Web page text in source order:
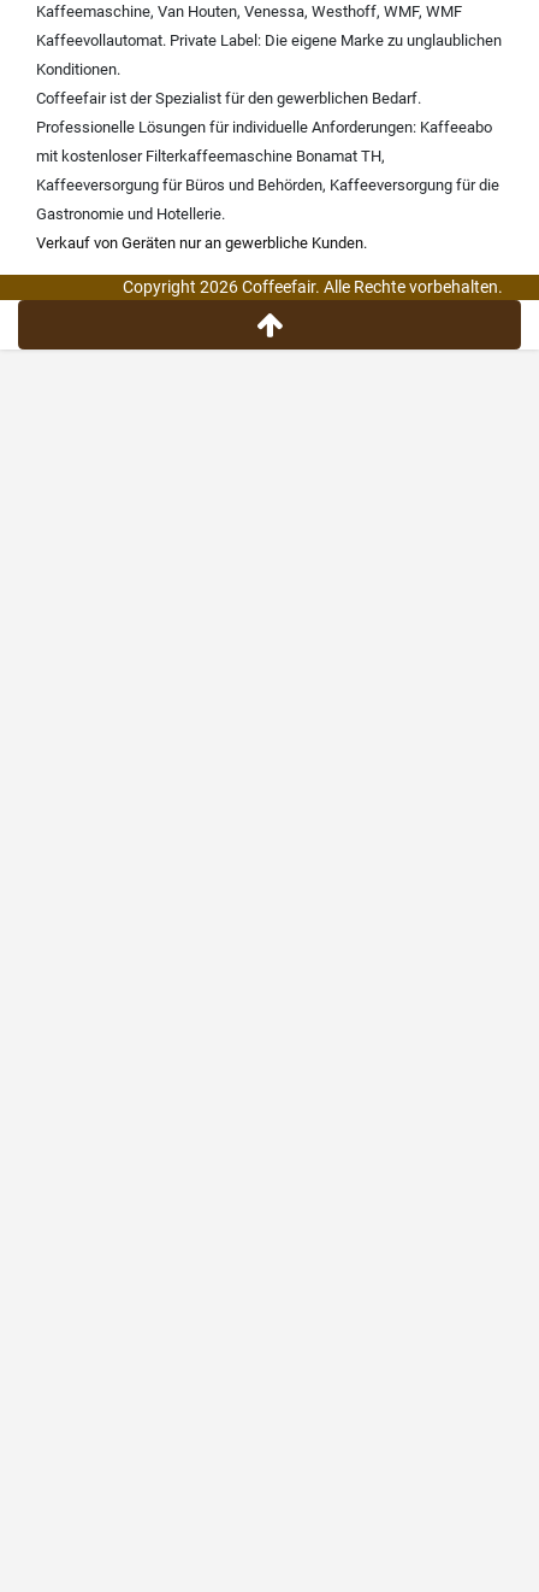
Kaffeemaschine, Van Houten, Venessa, Westhoff, WMF, WMF
Kaffeevollautomat. Private Label: Die eigene Marke zu unglaublichen
Konditionen.
Coffeefair ist der Spezialist für den gewerblichen Bedarf.
Professionelle Lösungen für individuelle Anforderungen: Kaffeeabo
mit kostenloser Filterkaffeemaschine Bonamat TH,
Kaffeeversorgung für Büros und Behörden, Kaffeeversorgung für die
Gastronomie und Hotellerie.
Verkauf von Geräten nur an gewerbliche Kunden.
Copyright 2026 Coffeefair. Alle Rechte vorbehalten.